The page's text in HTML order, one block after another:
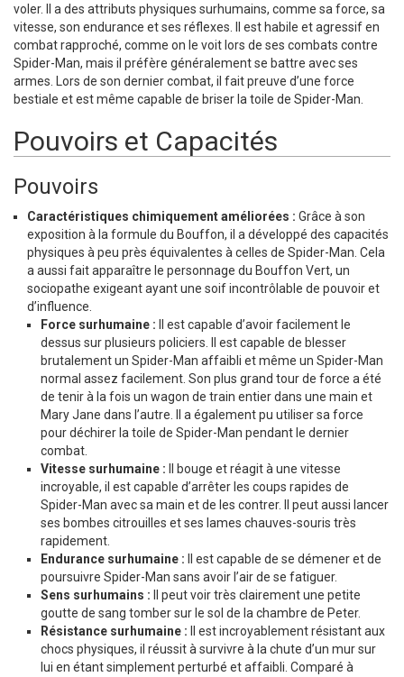
voler. Il a des attributs physiques surhumains, comme sa force, sa
vitesse, son endurance et ses réflexes. Il est habile et agressif en
combat rapproché, comme on le voit lors de ses combats contre
Spider-Man, mais il préfère généralement se battre avec ses
armes. Lors de son dernier combat, il fait preuve d’une force
bestiale et est même capable de briser la toile de Spider-Man.
Pouvoirs et Capacités
Pouvoirs
Caractéristiques chimiquement améliorées : Grâce à son
exposition à la formule du Bouffon, il a développé des capacités
physiques à peu près équivalentes à celles de Spider-Man. Cela
a aussi fait apparaître le personnage du Bouffon Vert, un
sociopathe exigeant ayant une soif incontrôlable de pouvoir et
d’influence.
Force surhumaine : Il est capable d’avoir facilement le
dessus sur plusieurs policiers. Il est capable de blesser
brutalement un Spider-Man affaibli et même un Spider-Man
normal assez facilement. Son plus grand tour de force a été
de tenir à la fois un wagon de train entier dans une main et
Mary Jane dans l’autre. Il a également pu utiliser sa force
pour déchirer la toile de Spider-Man pendant le dernier
combat.
Vitesse surhumaine : Il bouge et réagit à une vitesse
incroyable, il est capable d’arrêter les coups rapides de
Spider-Man avec sa main et de les contrer. Il peut aussi lancer
ses bombes citrouilles et ses lames chauves-souris très
rapidement.
Endurance surhumaine : Il est capable de se démener et de
poursuivre Spider-Man sans avoir l’air de se fatiguer.
Sens surhumains : Il peut voir très clairement une petite
goutte de sang tomber sur le sol de la chambre de Peter.
Résistance surhumaine : Il est incroyablement résistant aux
chocs physiques, il réussit à survivre à la chute d’un mur sur
lui en étant simplement perturbé et affaibli. Comparé à